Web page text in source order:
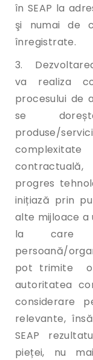
în SEAP la
şi numai de
înregistrate.
3.
va realiza
procesului de
se
produse/
progres
inițiază prin
alte mijloace a
la care
persoană/
pot trimite
autoritatea
considerare
relevante,
SEAP
pieței, nu